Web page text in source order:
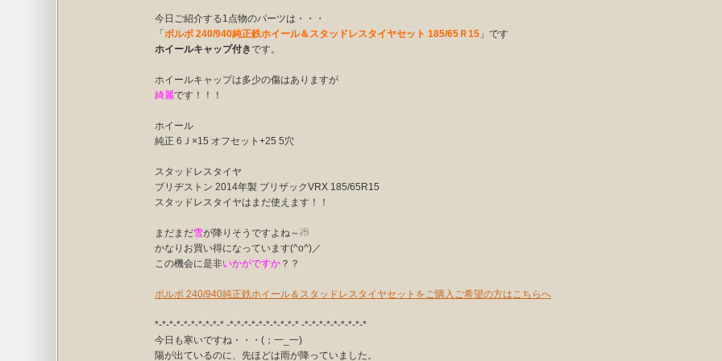
今日ご紹介する1点物のパーツは・・・
「 ボルボ 240/940純正鉄ホイール＆スタッドレスタイヤセット 185/65Ｒ15 」です
ホイールキャップ付きです。
ホイールキャップは多少の傷はありますが
綺麗です！！！
ホイール
純正 6Ｊ×15 オフセット+25 5穴
スタッドレスタイヤ
ブリヂストン 2014年製 ブリザックVRX 185/65R15
スタッドレスタイヤはまだ使えます！！
まだまだ雪が降りそうですよね～☃
かなりお買い得になっています(^o^)／
この機会に是非いかがですか ？？
ボルボ 240/940純正鉄ホイール＆スタッドレスタイヤセットをご購入ご希望の方はこちらへ
*-*-*-*-*-*-*-*-*-* -*-*-*-*-*-*-*-*-*-* -*-*-*-*-*-*-*-*-*
今日も寒いですね・・・(；一_一)
陽が出ているのに、先ほどは雨が降っていました。